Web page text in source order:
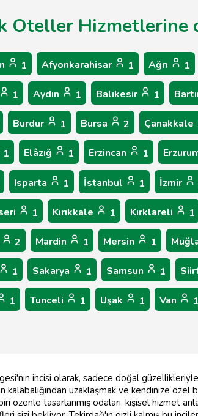
Oteller Hizmetlerine
1 Afyonkarahisar 1 Ağrı 1
1 Aydın 1 Balıkesir 1
Burdur 1 Bursa 2 Çanakkale
1 Elâzığ 1 Erzincan 1
Isparta 1 İstanbul 1 İzmir
1 Kırıkkale 1 Kırklareli 1
2 Mardin 1 Mersin 1
1 Sakarya 1 Samsun 1
1 Tunceli 1 Uşak 1 Van 1
incisi olarak, sadece doğal
kalabalığından uzaklaşmak ve kendinize
özenle tasarlanmış odaları, kişisel hizmet